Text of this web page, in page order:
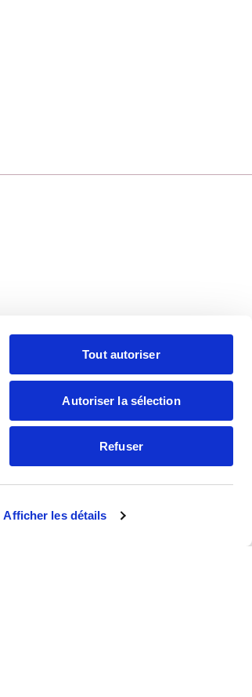
Afficher les détails
Tout autoriser
Autoriser la sélection
Refuser